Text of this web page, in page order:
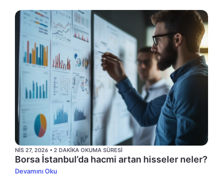
NIS 27, 2026 • 2 DAKIKA OKUMA SÜRESI
Borsa İstanbul’da hacmi artan hisseler neler?
Devamını Oku